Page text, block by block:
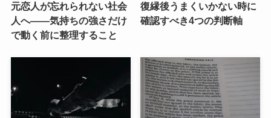
元恋人が忘れられない社会
人へ――気持ちの強さだけ
で動く前に整理すること
復縁後うまくいかない時に
確認すべき4つの判断軸